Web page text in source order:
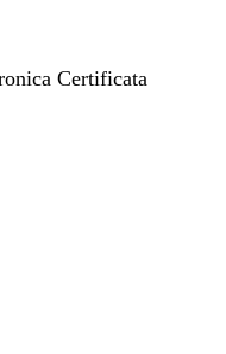
Certificata